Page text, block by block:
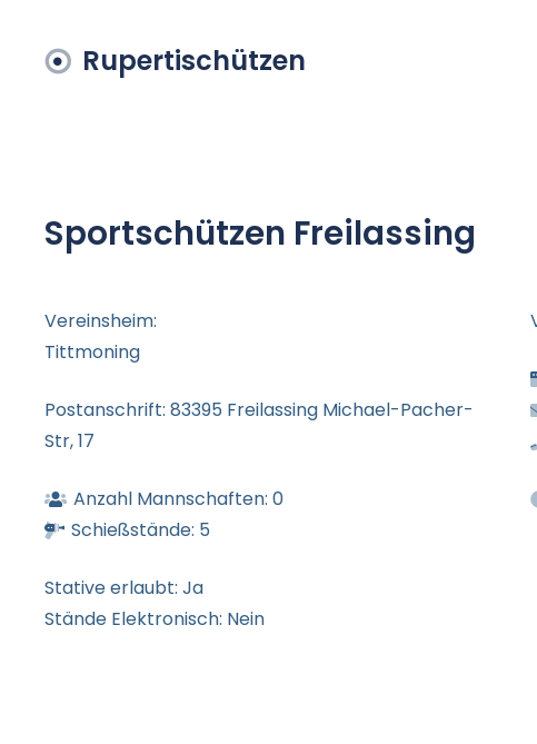
Rupertischützen
Sportschützen Freilassing
Vereinsheim:
Tittmoning
Postanschrift: 83395 Freilassing Michael-Pacher-
Str, 17
Anzahl Mannschaften:0
Schießstände: 5
Stative erlaubt: Ja
Stände Elektronisch: Nein